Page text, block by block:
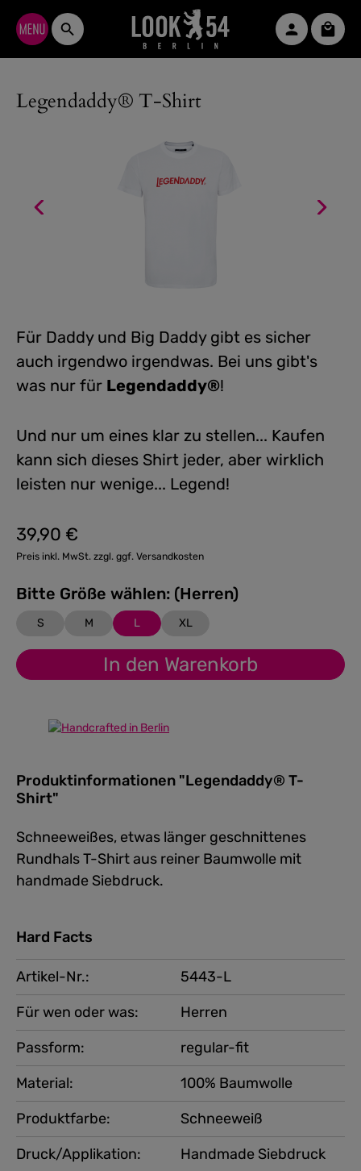
Zum Hauptinhalt springen
Legendaddy® T-Shirt
Für Daddy und Big Daddy gibt es sicher
auch irgendwo irgendwas. Bei uns gibt's
was nur für Legendaddy®!
Und nur um eines klar zu stellen... Kaufen
kann sich dieses Shirt jeder, aber wirklich
leisten nur wenige... Legend!
Regulärer Preis:
39,90 €
Preis inkl. MwSt. zzgl. ggf. Versandkosten
Bitte Größe wählen: (Herren)
S M L XL
In den Warenkorb
Produktinformationen "Legendaddy® T-
Shirt"
Schneeweißes, etwas länger geschnittenes
Rundhals T-Shirt aus reiner Baumwolle mit
handmade Siebdruck.
Hard Facts
Artikel-Nr.:
5443-L
Für wen oder was:
Herren
Produktfarbe:
Schneeweiß
Druck/Applikation:
Handmade Siebdruck
Passform:
regular-fit
Material:
100% Baumwolle